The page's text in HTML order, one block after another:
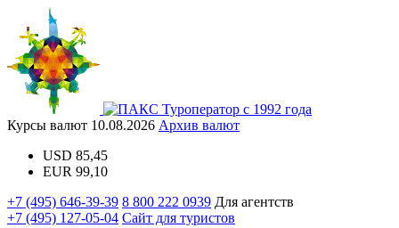
Туроператор с 1992 года
Курсы валют 10.08.2026 Архив валют
USD 85,45
EUR 99,10
+7 (495) 646-39-39 8 800 222 0939 Для агентств
+7 (495) 127-05-04 Сайт для туристов